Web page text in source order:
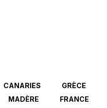
CANARIES GRÈCE
MADÈRE FRANCE